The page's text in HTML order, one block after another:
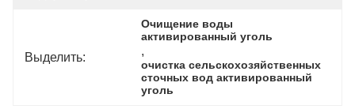
Выделить:
Очищение воды
активированный уголь
,
очистка сельскохозяйственных
сточных вод активированный
уголь